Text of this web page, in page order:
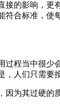
的影响
标准，
过程当中很少
，人们只需要
为其过硬的质